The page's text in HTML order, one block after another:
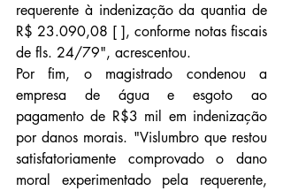
requerente à indenização da quantia de
R$ 23.090,08 [ ], conforme notas fiscais
de fls. 24/79", acrescentou.
Por fim, o magistrado condenou a
empresa de água e esgoto ao
pagamento de R$3 mil em indenização
por danos morais. "Vislumbro que restou
satisfatoriamente comprovado o dano
moral experimentado pela requerente,